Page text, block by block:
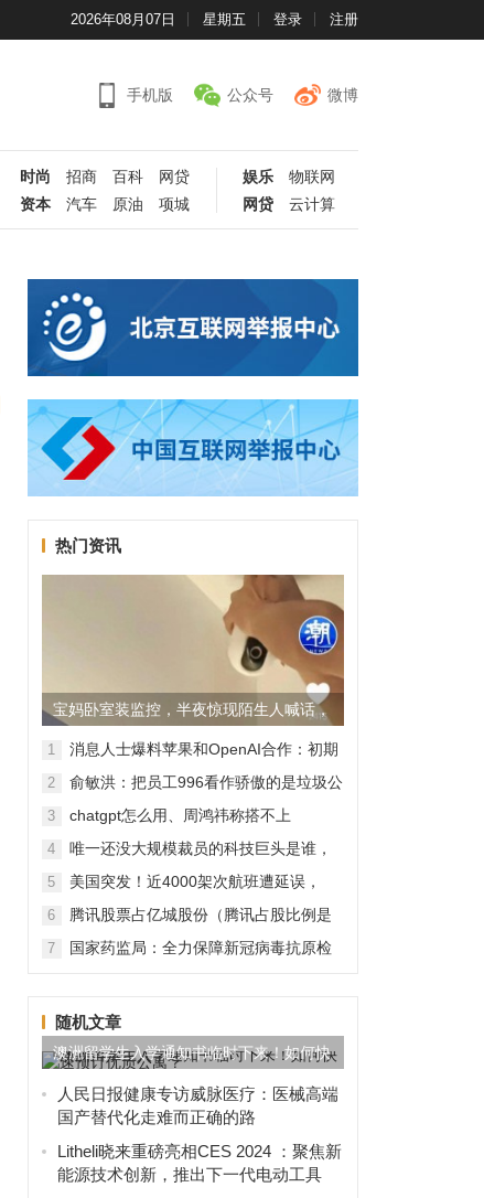
2026年08月07日 星期五 登录 注册
手机版 公众号 微博
时尚 招商 百科
网贷
资本
汽车 原油 项城
娱乐
物联网
网贷
云计算
热门资讯
宝妈卧室装监控，半夜惊现陌生人喊话，
警方已介入调查
1
消息人士爆料苹果和OpenAI合作：初期
无现金交易、未来探索分成佣金
2
俞敏洪：把员工996看作骄傲的是垃圾公
司，建议24节气都放假
3
chatgpt怎么用、周鸿祎称搭不上
ChatGPT企业会被淘汰
4
唯一还没大规模裁员的科技巨头是谁，
苹果还能扛多久？
5
美国突发！近4000架次航班遭延误，
2000架次航班被取消
6
腾讯股票占亿城股份（腾讯占股比例是
怎样的？）
7
国家药监局：全力保障新冠病毒抗原检
随机文章
澳洲留学生入学通知书临时下来！如何快
速预订优质公寓？
人民日报健康专访威脉医疗：医械高端
国产替代化走难而正确的路
Litheli晓来重磅亮相CES 2024 ：聚焦新
能源技术创新，推出下一代电动工具